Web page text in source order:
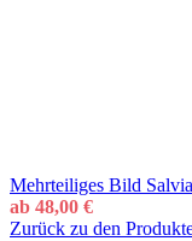
Mehrteiliges Bild
ab 48,00 €
Zurück zu den